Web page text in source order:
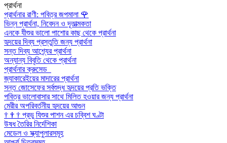
প্রার্থনা
প্রার্থনার রাণী: পবিত্র জপমালা 🌹
ভিন্ন প্রার্থনা, নিবেদন ও দূতাত্মকতা
এনকে যীশুর ভালো পাশোর কাছ থেকে প্রার্থনা
হৃদয়ের দিব্য প্রস্তুতি জন্য প্রার্থনা
সন্ত দিব্য আশ্র্যের প্রার্থনা
অন্যান্য বিবৃতি থেকে প্রার্থনা
প্রার্থনার ক্রুসেড
জ্যাকারেইয়ের মাদারের প্রার্থনা
সন্ত জোসেফের সর্বশুদ্ধ হৃদয়ের প্রতি ভক্তি
পবিত্র ভালোবাসার সাথে মিলিত হওয়ার জন্য প্রার্থনা
মেরীর অপরিবর্তনীয় হৃদয়ের আগুন
† † † প্রভু যিশুর পাশন এর চব্বিশ ঘণ্টা
উষধ তৈরির নির্দেশিকা
মেডেল ও স্ক্যাপুলারসমূহ